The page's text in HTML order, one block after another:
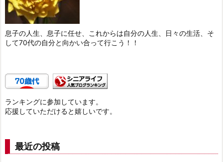
息子の人生、息子に任せ、これからは自分の人生、日々の生活、そ
して70代の自分と向かい合って行こう！！
ランキングに参加しています。
応援していただけると嬉しいです。
最近の投稿